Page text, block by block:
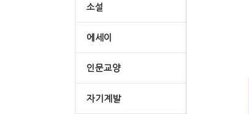
소설
에세이
인문교양
자기계발